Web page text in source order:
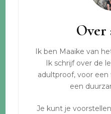
Over
Ik ben Maaike van
Ik schrijf over de
adultproof, voor
een
Je kunt je